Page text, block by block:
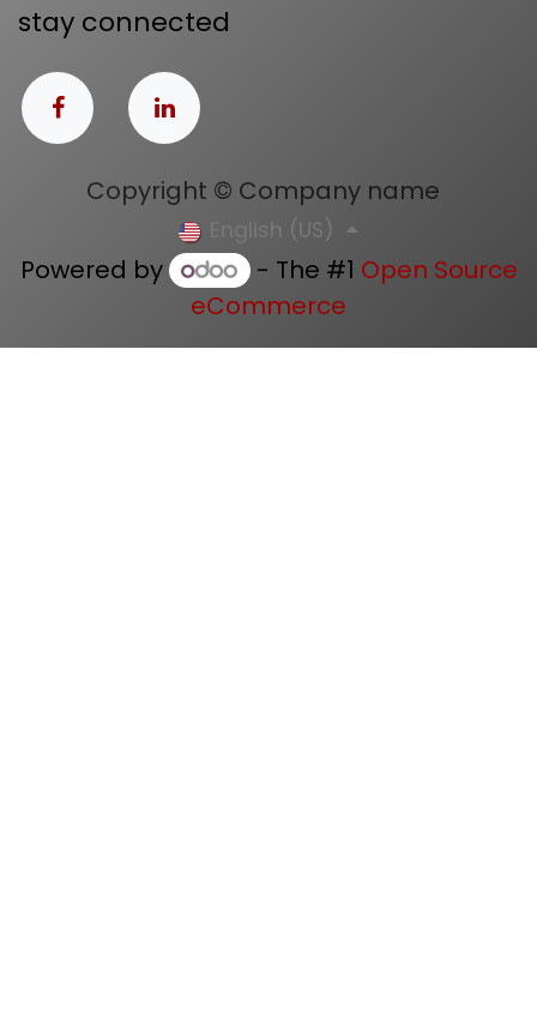
stay connected
Copyright © Company name
English (US)
Powered by - The #1 Open Source
eCommerce